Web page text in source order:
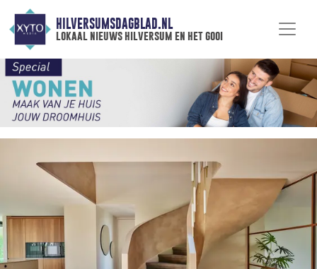
HILVERSUMSDAGBLAD.NL
lokaal nieuws hilversum en het gooi